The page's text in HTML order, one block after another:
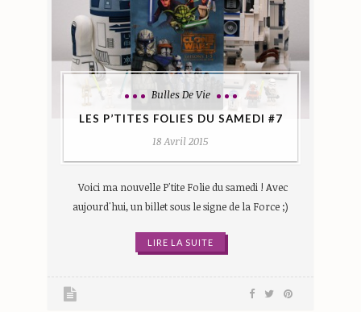
Bulles De Vie
LES P’TITES FOLIES DU SAMEDI #7
18 Avril 2015
Voici ma nouvelle P'tite Folie du samedi ! Avec
aujourd'hui, un billet sous le signe de la Force ;)
LIRE LA SUITE